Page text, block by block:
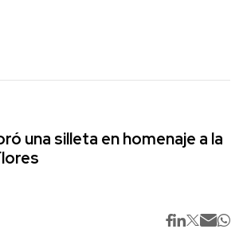
una silleta en homenaje a la